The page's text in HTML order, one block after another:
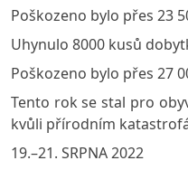
Poškozeno bylo přes 23
Uhynulo 8000 kusů
Poškozeno bylo přes 27
Tento rok se stal pro
kvůli přírodním
19.–21. SRPNA 2022